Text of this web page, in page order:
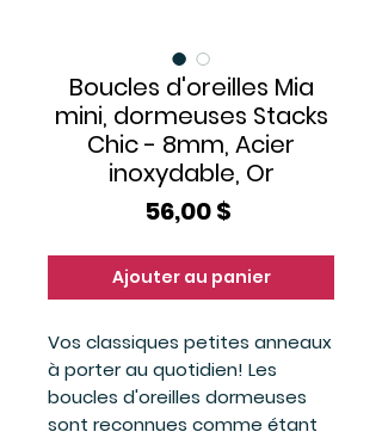
Boucles d'oreilles Mia
mini, dormeuses Stacks
Chic - 8mm, Acier
inoxydable, Or
56,00 $
Ajouter au panier
Vos classiques petites anneaux
à porter au quotidien! Les
boucles d'oreilles dormeuses
sont reconnues comme étant